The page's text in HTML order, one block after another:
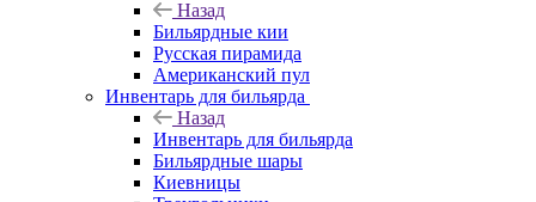
Назад
Бильярдные кии
Русская пирамида
Американский пул
Инвентарь для бильярда
Назад
Инвентарь для бильярда
Бильярдные шары
Киевницы